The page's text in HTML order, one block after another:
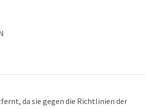
da sie gegen die Richtlinien der